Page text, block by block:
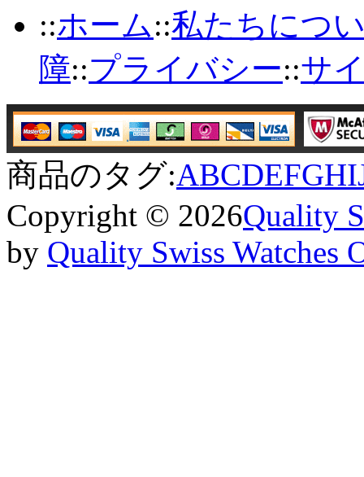
::ホーム::私たちにつ
障::プライバシー::サ
商品のタグ:ABCDEFGHI
Copyright © 2026Quality
by Quality Swiss Watches